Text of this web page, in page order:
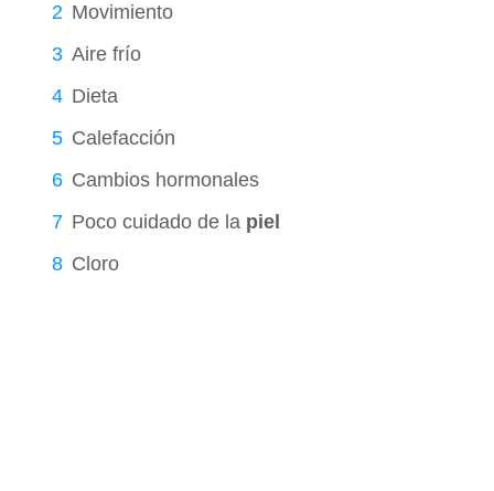
Movimiento
Aire frío
Dieta
Calefacción
Cambios hormonales
Poco cuidado de la piel
Cloro